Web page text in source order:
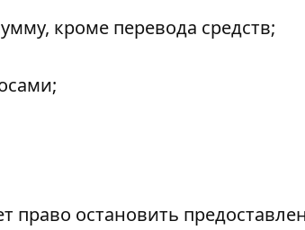
кроме перевода средств;
право остановить